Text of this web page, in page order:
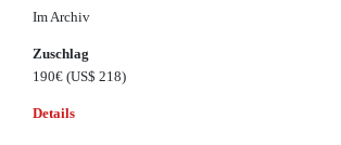
Im Archiv
Zuschlag
190€(US$ 218)
Details